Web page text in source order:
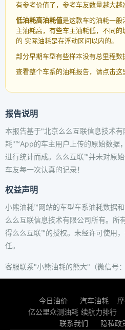
有参考价值了，参考车友数量越大越
低油耗高油耗值是这款车的油耗一
主油耗高，有些车主油耗低，不同
的 实际油耗是在浮动区间以内的。
部分早期车型有些样本没有总里程数
查看整个车系的油耗报告，请点击这
报告说明
本报告基于"北京么么互联信息技术
耗"™App的车主用户上传的原始数据
进行统计而成。么么互联™并未对原
车友每一次认真的记录！
权益声明
小熊油耗™网站的车型车系油耗数据
么么互联信息技术有限公司所有。所
得么么互联™的授权。未经许可使用
任。
客服联系"小熊油耗的熊大"（微信号
今日油价 汽车油耗
亿公里众测油耗 续航力排行
联系我们
隐私政